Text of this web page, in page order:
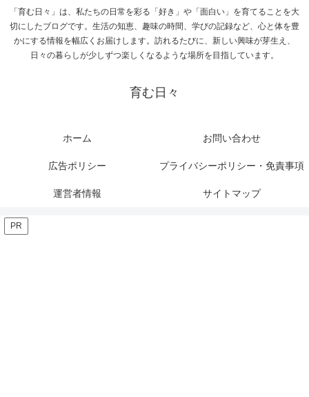
「育む日々」は、私たちの日常を彩る「好き」や「面白い」を育てることを大
切にしたブログです。生活の知恵、趣味の時間、学びの記録など、心と体を豊
かにする情報を幅広くお届けします。訪れるたびに、新しい興味が芽生え、
日々の暮らしが少しずつ楽しくなるような場所を目指しています。
育む日々
ホーム お問い合わせ
広告ポリシー プライバシーポリシー・免責事項
運営者情報 サイトマップ
PR